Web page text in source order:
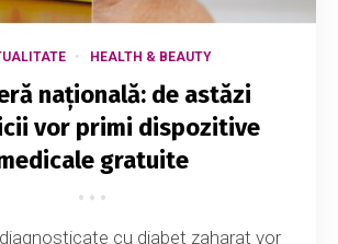
HEALTH & BEAUTY
națională: de astăzi
vor primi dispozitive
gratuite
cu diabet zaharat vor